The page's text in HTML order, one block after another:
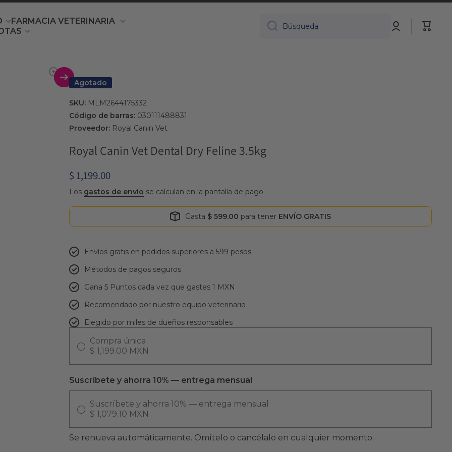
FARMACIA VETERINARIA
Búsqueda
Iniciar
sesión
Carrito
Agotado
SKU: MLM2644175332
Código de barras:030111488831
Proveedor:Royal Canin Vet
Royal Canin Vet Dental Dry Feline 3.5kg
$ 1,199.00
Los gastos de envío se calculan en la pantalla de pago.
Gasta $ 599.00 para tener ENVÍO GRATIS
Envíos gratis en pedidos superiores a 599 pesos.
Métodos de pagos seguros
Gana 5 Puntos cada vez que gastes 1 MXN
Recomendado por nuestro equipo veterinario
Elegido por miles de dueños responsables
Compra única
$ 1,199.00 MXN
Suscríbete y ahorra 10% — entrega mensual
Suscríbete y ahorra 10% — entrega mensual
$ 1,079.10 MXN
Se renueva automáticamente. Omítelo o cancélalo en cualquier momento.